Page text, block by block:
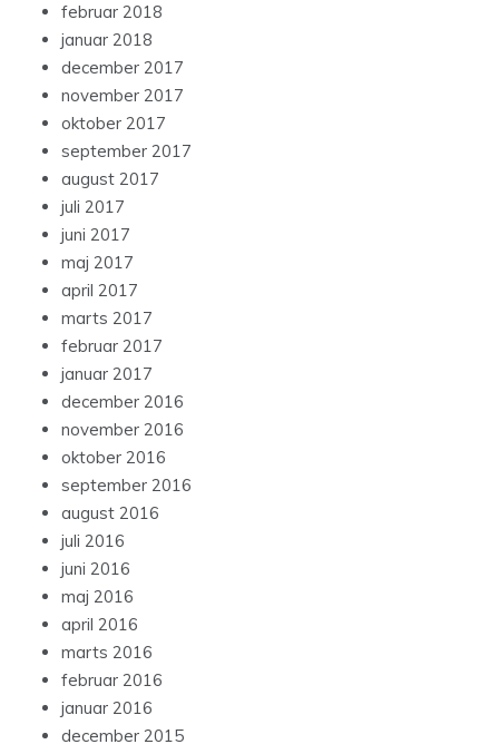
februar 2018
januar 2018
december 2017
november 2017
oktober 2017
september 2017
august 2017
juli 2017
juni 2017
maj 2017
april 2017
marts 2017
februar 2017
januar 2017
december 2016
november 2016
oktober 2016
september 2016
august 2016
juli 2016
juni 2016
maj 2016
april 2016
marts 2016
februar 2016
januar 2016
december 2015